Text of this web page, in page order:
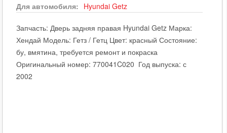
Для автомобиля: Hyundai Getz
Запчасть: Дверь задняя правая Hyundai Getz Марка:
Хендай Модель: Гетз / Гетц Цвет: красный Состояние:
бу, вмятина, требуется ремонт и покраска
Оригинальный номер: 770041C020 Год выпуска: с
2002